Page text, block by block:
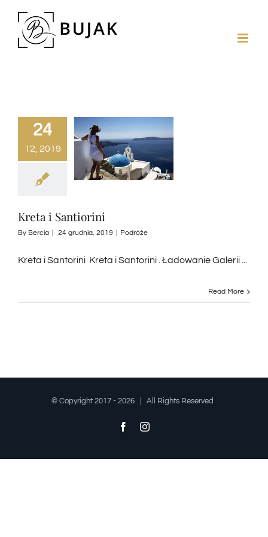
24
12, 2019
Kreta i Santiorini
By Bercia 24 grudnia, 2019 Podróże
Kreta i Santorini Kreta i Santorini . Ładowanie Galerii ...
Read More
© Copyright 2017 - 2026 | All Rights Reserved
FacebookInstagram